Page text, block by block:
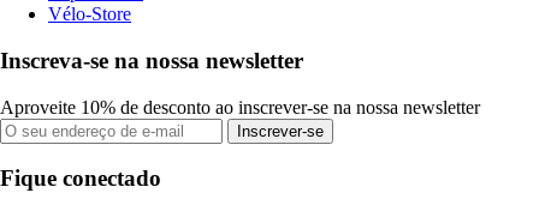
Vélo-Store
Inscreva-se na nossa newsletter
Aproveite 10% de desconto ao inscrever-se na nossa newsletter
Inscrever-se
Fique conectado